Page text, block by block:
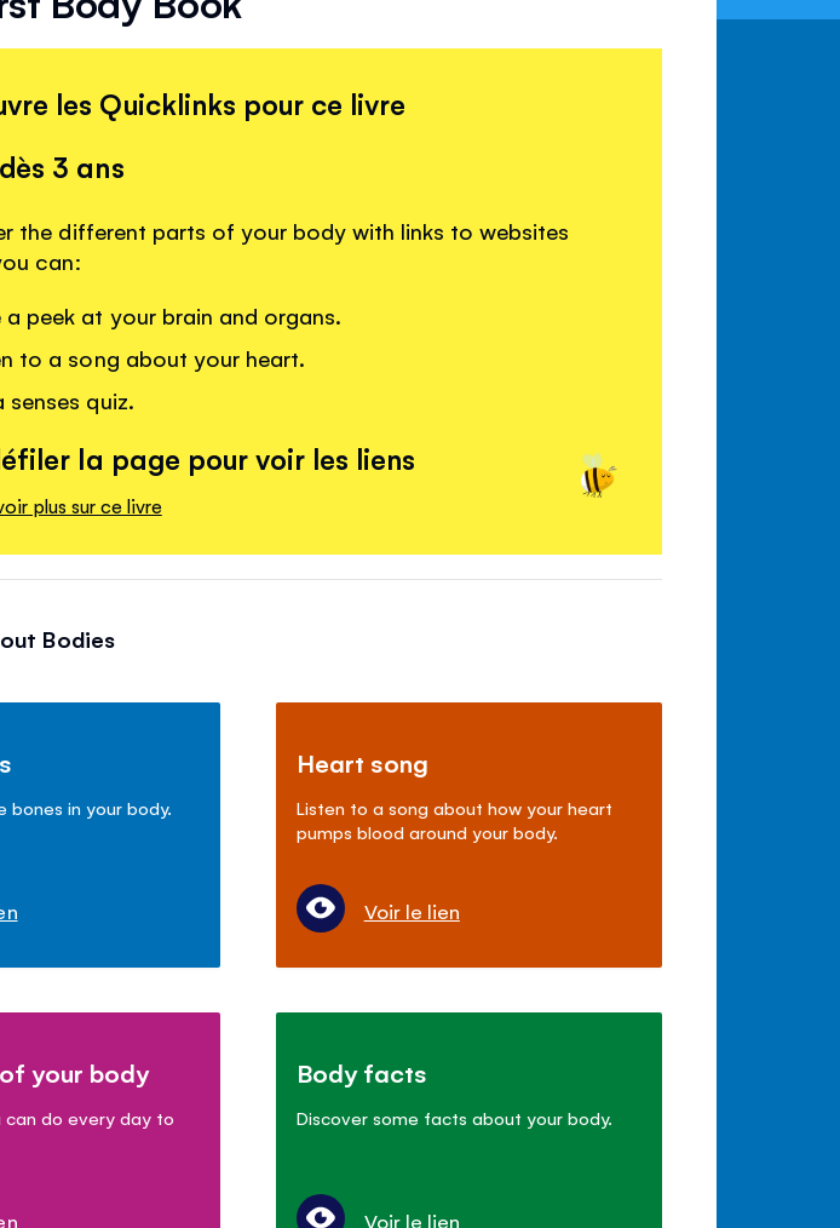
les Quicklinks pour ce livre
3 ans
the different parts of your body with links to websites
can:
a peek at your brain and organs.
to a song about your heart.
senses quiz.
la page pour voir les liens
plus sur ce livre
Bodies
bones in your body.
Heart song
Listen to a song about how your heart
pumps blood around your body.
Voir le lien
your body
can do every day to
Body facts
Discover some facts about your body.
Voir le lien